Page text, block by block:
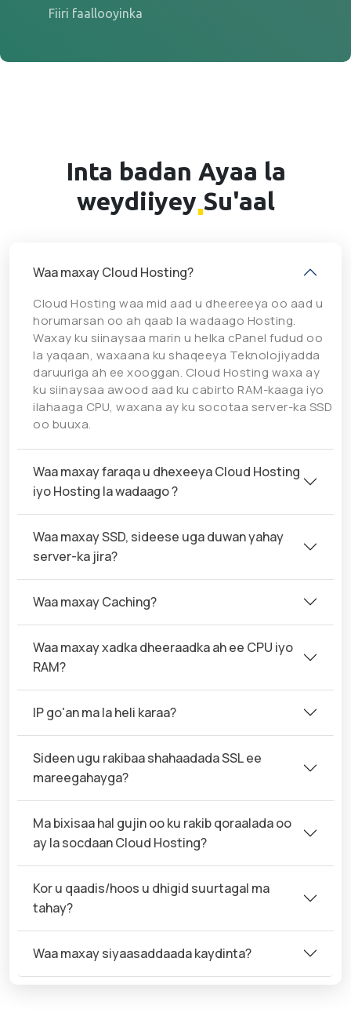
Fiiri faallooyinka
Inta badan Ayaa la
weydiiyey Su'aal
Waa maxay Cloud Hosting?
Cloud Hosting waa mid aad u dheereeya oo aad u
horumarsan oo ah qaab la wadaago Hosting.
Waxay ku siinaysaa marin u helka cPanel fudud oo
la yaqaan, waxaana ku shaqeeya Teknolojiyadda
daruuriga ah ee xooggan. Cloud Hosting waxa ay
ku siinaysaa awood aad ku cabirto RAM-kaaga iyo
ilahaaga CPU, waxana ay ku socotaa server-ka SSD
oo buuxa.
Waa maxay faraqa u dhexeeya Cloud Hosting
iyo Hosting la wadaago ?
Waa maxay SSD, sideese uga duwan yahay
server-ka jira?
Waa maxay Caching?
Waa maxay xadka dheeraadka ah ee CPU iyo
RAM?
IP go'an ma la heli karaa?
Sideen ugu rakibaa shahaadada SSL ee
mareegahayga?
Ma bixisaa hal gujin oo ku rakib qoraalada oo
ay la socdaan Cloud Hosting?
Kor u qaadis/hoos u dhigid suurtagal ma
tahay?
Waa maxay siyaasaddaada kaydinta?